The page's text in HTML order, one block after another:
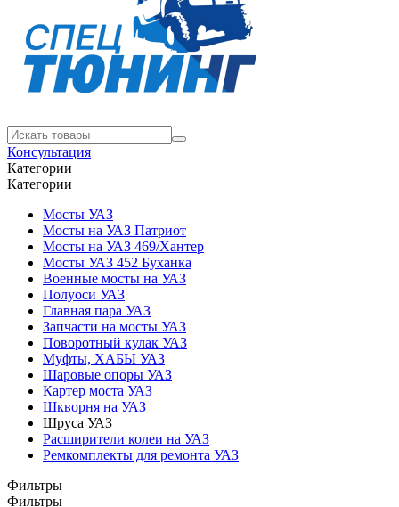
Консультация
Категории
Категории
Мосты УАЗ
Мосты на УАЗ Патриот
Мосты на УАЗ 469/Хантер
Мосты УАЗ 452 Буханка
Военные мосты на УАЗ
Полуоси УАЗ
Главная пара УАЗ
Запчасти на мосты УАЗ
Поворотный кулак УАЗ
Муфты, ХАБЫ УАЗ
Шаровые опоры УАЗ
Картер моста УАЗ
Шкворня на УАЗ
Шруса УАЗ
Расширители колеи на УАЗ
Ремкомплекты для ремонта УАЗ
Фильтры
Фильтры